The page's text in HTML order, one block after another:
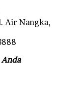
Air Nangka,